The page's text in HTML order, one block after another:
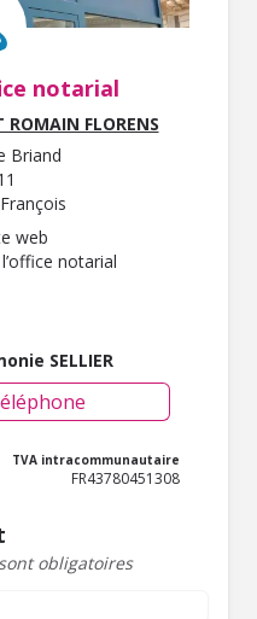
notarial
ROMAIN FLORENS
Briand
web
notarial
SELLIER
TVA intracommunautaire
FR43780451308
obligatoires